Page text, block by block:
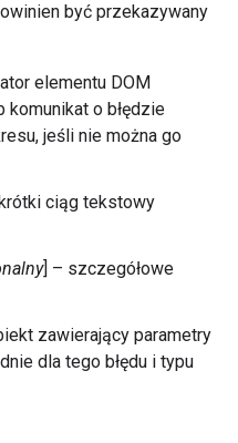
być przekazywany
elementu DOM
o błędzie
jeśli nie można go
ciąg tekstowy
] – szczegółowe
zawierający parametry
dla tego błędu i typu